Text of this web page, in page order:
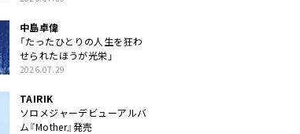
中島卓偉
「たったひとりの人生を狂わ
せられたほうが光栄」
2026.07.29
TAIRIK
ソロメジャーデビューアルバ
ム『Mother』発売